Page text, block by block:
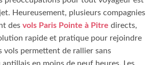
Heureusement, plusieurs compagnies
des vols Paris Pointe à Pitre directs,
rapide et pratique pour rejoindre
vols permettent de rallier sans
en moins de neuf heures. Les